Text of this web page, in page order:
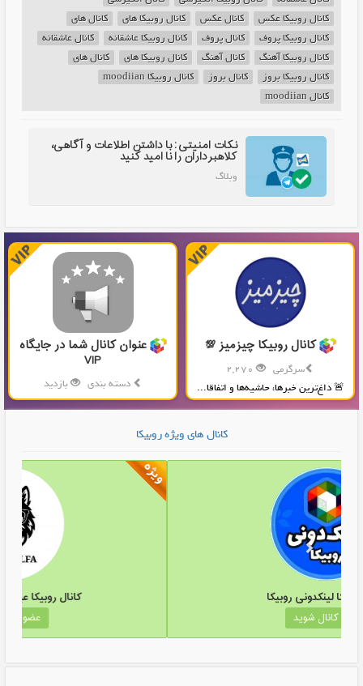
کانال روبیکا عکس
کانال عکس کانال روبیکا های
کانال های
کانال روبیکا پروف
کانال پروف کانال روبیکا عاشقانه
کانال عاشقانه
کانال روبیکا آهنگ
کانال آهنگ کانال روبیکا های
کانال های
کانال روبیکا بروز
کانال بروز
کانال روبیکا moodiian
کانال moodiian
نکات امنیتی: با داشتن اطلاعات و آگاهی،
کلاهبرداران را نا امید کنید
وبلاگ
کانال روبیکا چیزمیز 💯
سرگرمی
🚨 داغ‌ترین خبرها، حاشیه‌ها و اتفاقا...
عنوان کانال شما در جایگاه
VIP
دسته بندی
بازدید
توضیحات کانال شما در این قسمت...
کانال های ویژه روبیکا
کانال روبیکا لینکدونی روبیکا